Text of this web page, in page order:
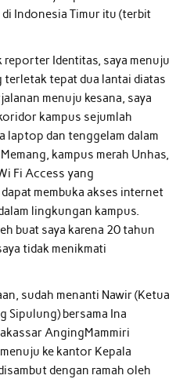
Indonesia Timur itu (terbit
reporter Identitas, saya menuju
terletak tepat dua lantai diatas
menuju kesana, saya
kampus sejumlah
laptop dan tenggelam dalam
kampus merah Unhas,
Fi Access yang
membuka akses internet
lingkungan kampus.
buat saya karena 20 tahun
tidak menikmati
sudah menanti Nawir (Ketua
Sipulung) bersama Ina
AngingMammiri
ke kantor Kepala
dengan ramah oleh